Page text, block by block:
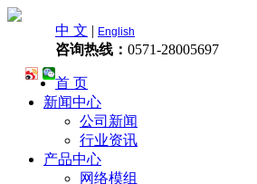
中 文 | English
咨询热线： 0571-28005697
首 页
新闻中心
公司新闻
行业资讯
产品中心
网络模组